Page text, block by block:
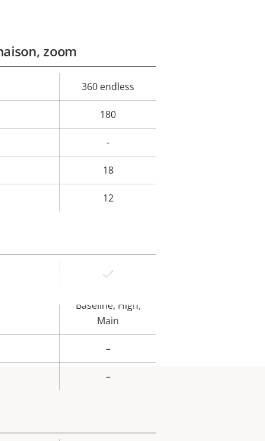
zoom
360 endless
180
-
18
12
Baseline, High,
Main
–
–